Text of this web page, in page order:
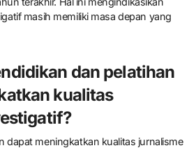
investigatif di Indonesia adalah
dan akuntabilitas. Prediksi
investigatif akan semakin
pengawasan juga diprediksi akan
teknologi digital, investigasi akan
sosial berperan penting dalam
Penegakan hukum yang lebih
dari intimidasi. Data dari Aliansi
peningkatan jumlah laporan